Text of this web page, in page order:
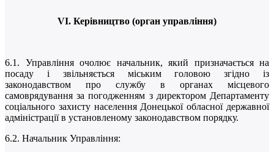
VІ. Керівництво (орган управління)
6.1. Управління очолює начальник, який призначається на
посаду і звільняється міським головою згідно із
законодавством про службу в органах місцевого
самоврядування за погодженням з директором Департаменту
соціального захисту населення Донецької обласної державної
адміністрації в установленому законодавством порядку.
6.2. Начальник Управління: